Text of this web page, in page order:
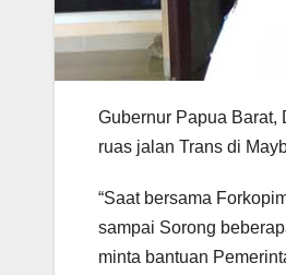
Gubernur Papua Barat,
ruas jalan Trans di
“Saat bersama
sampai Sorong
minta bantuan